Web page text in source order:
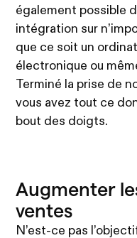
également possible
intégration sur
que ce soit un
électronique ou
Terminé la prise de
vous avez tout ce
bout des doigts.
Augmenter
ventes
N’est-ce pas